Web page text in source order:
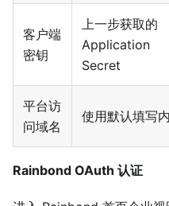
客户端
密钥
上一步获取的
Application
Secret
平台访
问域名
使用默认填写
Rainbond OAuth 认证